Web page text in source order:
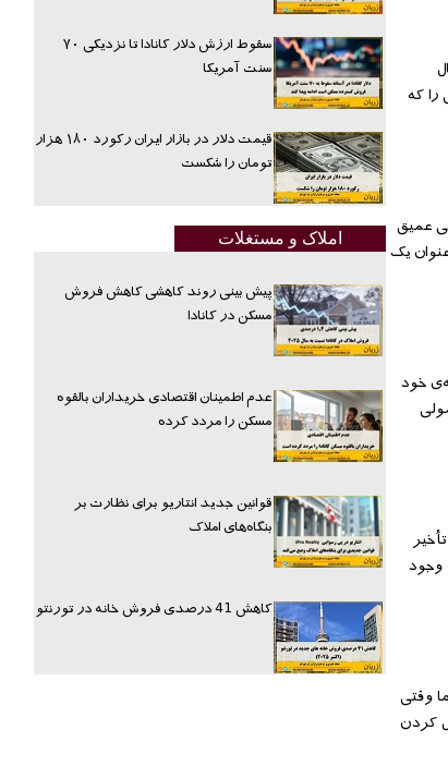
که
عمیق
یک
خود
وجود
وقتی
کردن
سقوط ارزش دلار کانادا تا نزدیکی ۷۰
سنت آمریکا
قیمت دلار در بازار ایران رکورد ۱۸۰ هزار
تومان را شکست
املاک و مستغلات
پیش بینی روند کاهشی کاهش فروش
مسکن در کانادا
عدم اطمینان اقتصادی خریداران بالقوه
مسکن را مردد کرده
قوانین جدید انتاریو برای نظارت بر
بنگاه‌های املاک
کاهش 41 درصدی فروش خانه در تورنتو